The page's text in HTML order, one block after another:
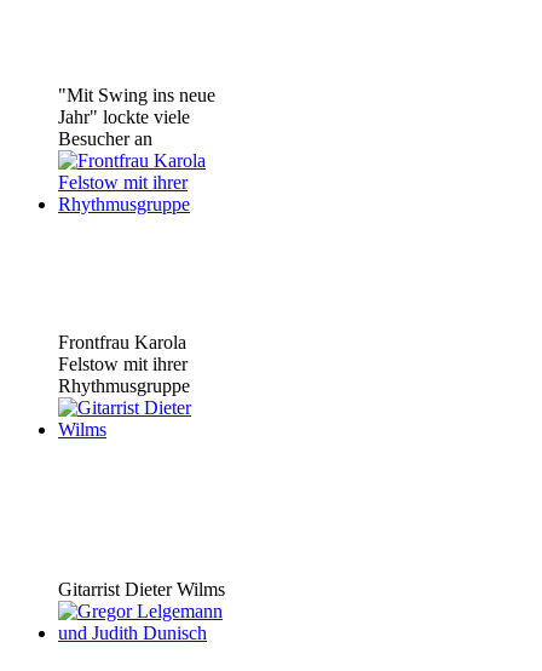
"Mit Swing ins neue
Jahr" lockte viele
Besucher an
Frontfrau Karola
Felstow mit ihrer
Rhythmusgruppe
Gitarrist Dieter Wilms